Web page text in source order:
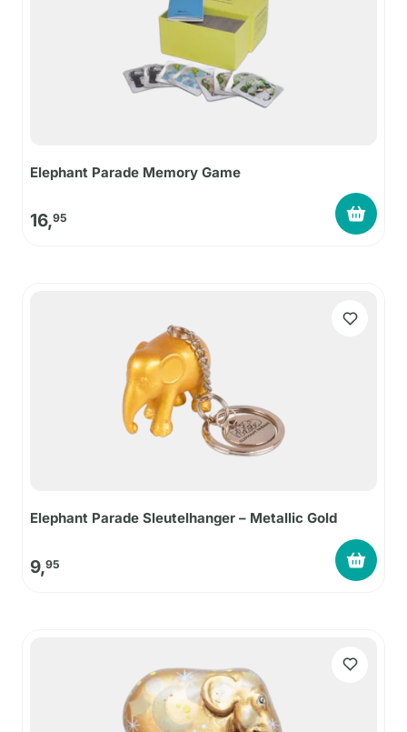
Elephant Parade Memory Game
16,95
Elephant Parade Sleutelhanger – Metallic Gold
9,95